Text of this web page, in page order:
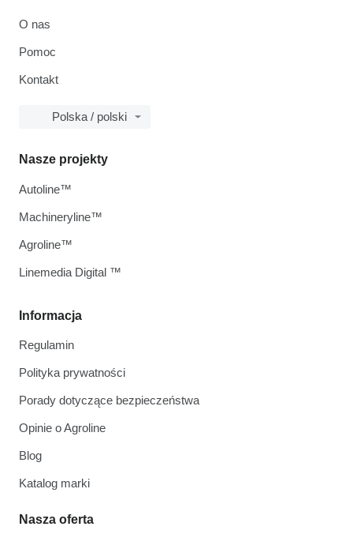
O nas
Pomoc
Kontakt
Polska / polski
Informacja
Regulamin
Polityka prywatności
Porady dotyczące bezpieczeństwa
Opinie o Agroline
Blog
Katalog marki
Nasza oferta
Nasze projekty
Autoline™
Machineryline™
Agroline™
Linemedia Digital ™